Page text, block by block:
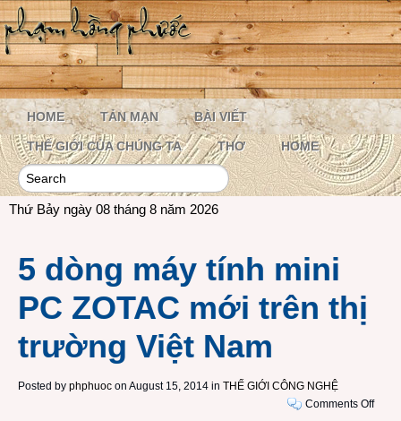
HOME TẢN MẠN BÀI VIẾT
THẾ GIỚI CỦA CHÚNG TA THƠ HOME
Thứ Bảy ngày 08 tháng 8 năm 2026
5 dòng máy tính mini
PC ZOTAC mới trên thị
trường Việt Nam
Posted by phphuoc on August 15, 2014 in THẾ GIỚI CÔNG NGHỆ
Comments Offon